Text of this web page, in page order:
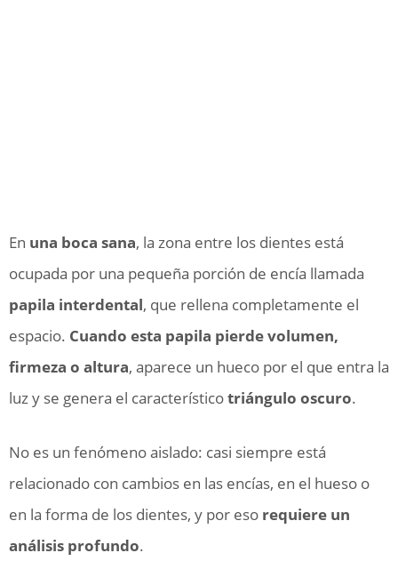
En una boca sana, la zona entre los dientes está
ocupada por una pequeña porción de encía llamada
papila interdental, que rellena completamente el
espacio. Cuando esta papila pierde volumen,
firmeza o altura, aparece un hueco por el que entra la
luz y se genera el característicotriángulo oscuro.
No es un fenómeno aislado: casi siempre está
relacionado con cambios en las encías, en el hueso o
en la forma de los dientes, y por eso requiere un
análisis profundo.